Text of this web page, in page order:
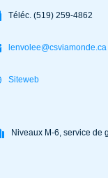
Téléc. (519) 259-4862
lenvolee@csviamonde.ca
Siteweb
Niveaux M-6, service de